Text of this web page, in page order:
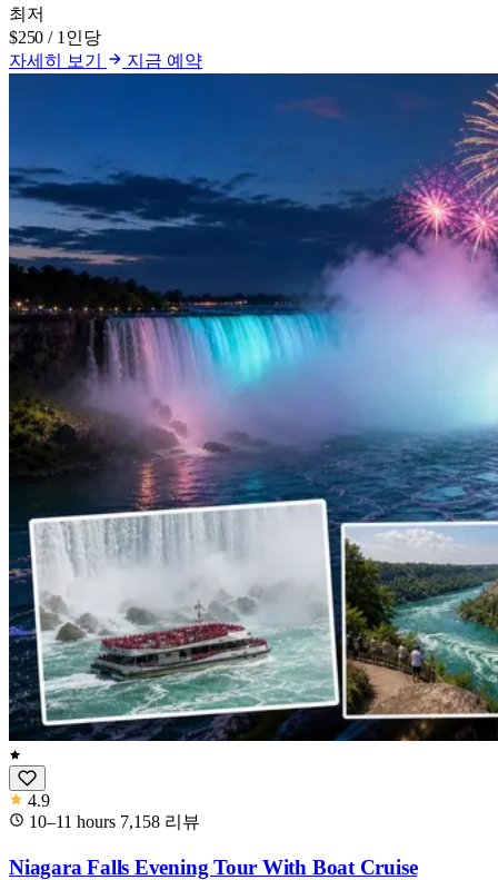
최저
$250 / 1인당
자세히 보기
지금 예약
4.9
10–11 hours 7,158 리뷰
Niagara Falls Evening Tour With Boat Cruise